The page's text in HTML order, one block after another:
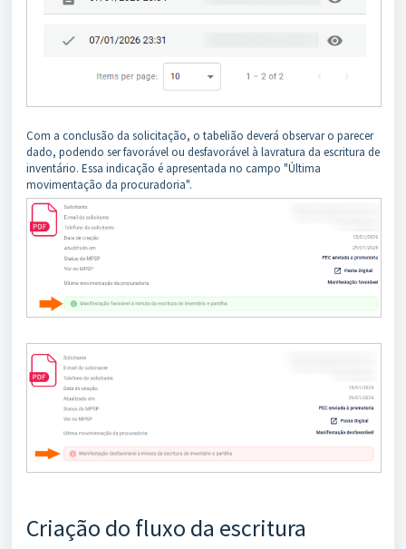
Com a conclusão da solicitação, o tabelião deverá observar o parecer
dado, podendo ser favorável ou desfavorável à lavratura da escritura de
inventário. Essa indicação é apresentada no campo "Última
movimentação da procuradoria".
Criação do fluxo da escritura